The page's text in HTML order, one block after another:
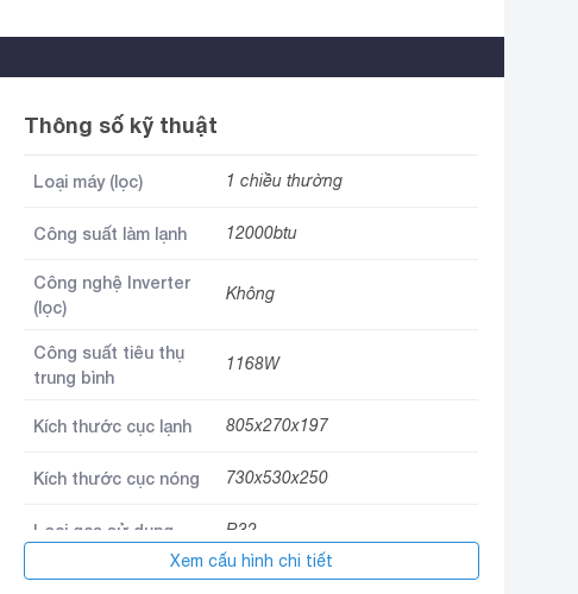
Thông số kỹ thuật
Loại máy (lọc) 1 chiều thường
Công suất làm lạnh 12000btu
Công nghệ Inverter
(lọc)
Không
Công suất tiêu thụ
trung bình
1168W
Kích thước cục lạnh 805x270x197
Kích thước cục nóng 730x530x250
Loại gas sử dụng R32
Thương hiệu (lọc) Sumikura
Xem cấu hình chi tiết